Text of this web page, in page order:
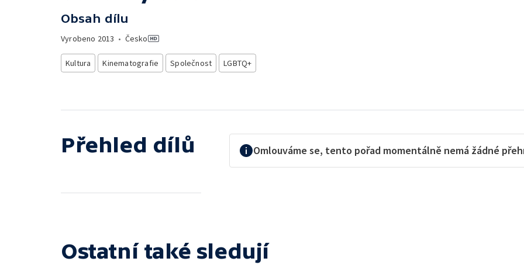
Obsah dílu
Vyrobeno 2013 • Česko
Kultura Kinematografie Společnost LGBTQ+
Přehled dílů Omlouváme se, tento pořad momentálně nemá žádné
Ostatní také sledují